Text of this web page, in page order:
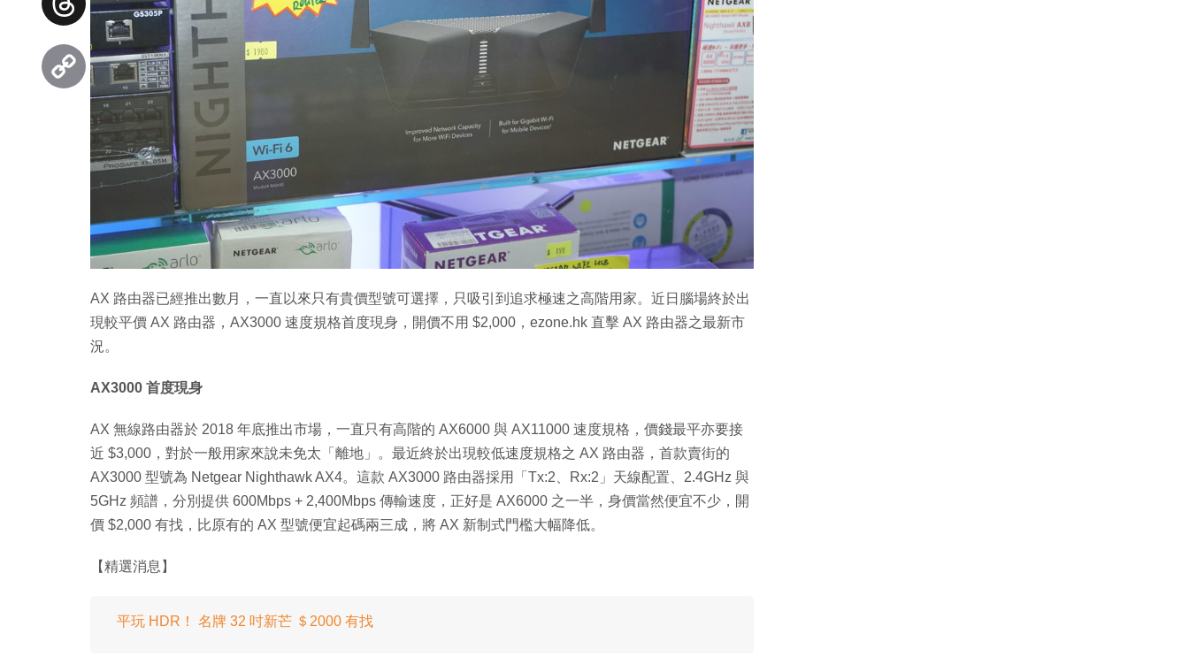
AX 路由器已經推出數月，一直以來只有貴價型號可選擇，只吸引到追求極速之高階用家。近日腦場終於出
現較平價 AX 路由器，AX3000 速度規格首度現身，開價不用 $2,000，ezone.hk 直擊 AX 路由器之最新市
況。
AX3000 首度現身
AX 無線路由器於 2018 年底推出市場，一直只有高階的 AX6000 與 AX11000 速度規格，價錢最平亦要接
近 $3,000，對於一般用家來說未免太「離地」。最近終於出現較低速度規格之 AX 路由器，首款賣街的
AX3000 型號為 Netgear Nighthawk AX4。這款 AX3000 路由器採用「Tx:2、Rx:2」天線配置、2.4GHz 與
5GHz 頻譜，分別提供 600Mbps + 2,400Mbps 傳輸速度，正好是 AX6000 之一半，身價當然便宜不少，開
價 $2,000 有找，比原有的 AX 型號便宜起碼兩三成，將 AX 新制式門檻大幅降低。
【精選消息】
平玩 HDR！ 名牌 32 吋新芒 ＄2000 有找
Threads
Copy